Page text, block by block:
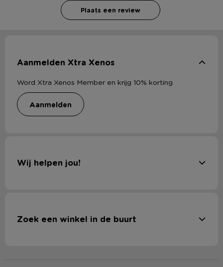
Plaats een review
Aanmelden Xtra Xenos
Word Xtra Xenos Member en krijg 10% korting
aanmelden
Wij helpen jou!
Zoek een winkel in de buurt